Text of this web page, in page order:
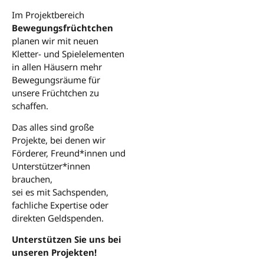
Im Projektbereich
Bewegungsfrüchtchen
planen wir mit neuen
Kletter- und Spielelementen
in allen Häusern mehr
Bewegungsräume für
unsere Früchtchen zu
schaffen.
Das alles sind große
Projekte, bei denen wir
Förderer, Freund*innen und
Unterstützer*innen
brauchen,
sei es mit Sachspenden,
fachliche Expertise oder
direkten Geldspenden.
Unterstützen Sie uns bei
unseren Projekten!